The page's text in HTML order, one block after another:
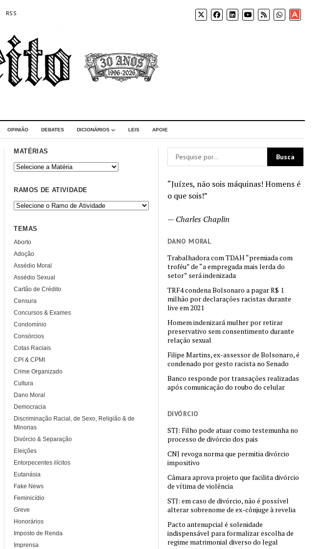
RSS
Apoia-
se
OPINIÃO DEBATES DICIONÁRIOS LEIS APOIE
“Juízes, não sois máquinas! Homens é
o que sois!”
— Charles Chaplin
DANO MORAL
Trabalhadora com TDAH “premiada com
troféu” de “a empregada mais lerda do
setor” será indenizada
TRF4 condena Bolsonaro a pagar R$ 1
milhão por declarações racistas durante
live em 2021
Homem indenizará mulher por retirar
preservativo sem consentimento durante
relação sexual
Filipe Martins, ex-assessor de Bolsonaro, é
condenado por gesto racista no Senado
Banco responde por transações realizadas
após comunicação do roubo do celular
DIVÓRCIO
STJ: Filho pode atuar como testemunha no
processo de divórcio dos pais
CNJ revoga norma que permitia divórcio
impositivo
Câmara aprova projeto que facilita divórcio
de vítima de violência
STJ: em caso de divórcio, não é possível
alterar sobrenome de ex-cônjuge à revelia
Pacto antenupcial é solenidade
indispensável para formalizar escolha de
regime matrimonial diverso do legal
MATÉRIAS
RAMOS DE ATIVIDADE
TEMAS
Aborto
Adoção
Assédio Moral
Assédio Sexual
Cartão de Crédito
Censura
Concursos & Exames
Condomínio
Consórcios
Cotas Raciais
CPI & CPMI
Crime Organizado
Cultura
Dano Moral
Democracia
Discriminação Racial, de Sexo, Religião & de
Minorias
Divórcio & Separação
Eleições
Entorpecentes ilícitos
Eutanásia
Fake News
Feminicídio
Greve
Honorários
Imposto de Renda
Imprensa